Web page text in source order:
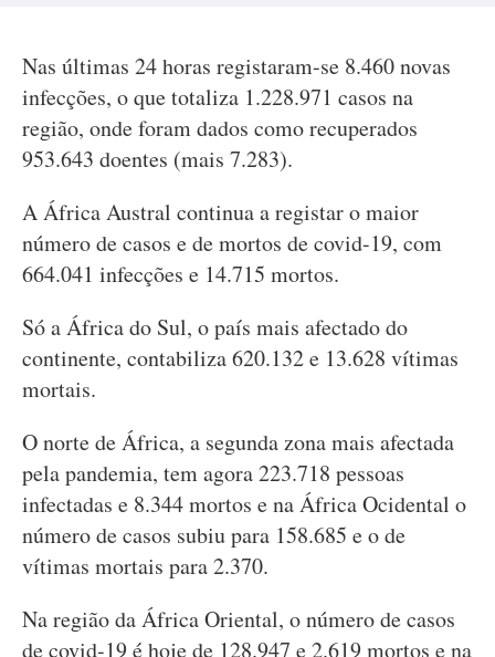
Nas últimas 24 horas registaram-se 8.460 novas
infecções, o que totaliza 1.228.971 casos na
região, onde foram dados como recuperados
953.643 doentes (mais 7.283).
A África Austral continua a registar o maior
número de casos e de mortos de covid-19, com
664.041 infecções e 14.715 mortos.
Só a África do Sul, o país mais afectado do
continente, contabiliza 620.132 e 13.628 vítimas
mortais.
O norte de África, a segunda zona mais afectada
pela pandemia, tem agora 223.718 pessoas
infectadas e 8.344 mortos e na África Ocidental o
número de casos subiu para 158.685 e o de
vítimas mortais para 2.370.
Na região da África Oriental, o número de casos
de covid-19 é hoje de 128.947 e 2.619 mortos e na